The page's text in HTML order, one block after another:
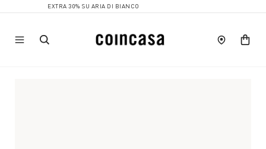
EXTRA 30% SU ARIA DI BIANCO